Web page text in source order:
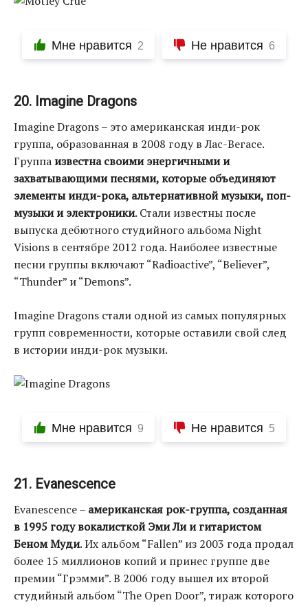
Мне нравится 2 Не нравится 6
20. Imagine Dragons
Imagine Dragons – это американская инди-рок
группа, образованная в 2008 году в Лас-Вегасе.
Группа известна своими энергичными и
захватывающими песнями, которые объединяют
элементы инди-рока, альтернативной музыки, поп-
музыки и электроники. Стали известны после
выпуска дебютного студийного альбома Night
Visions в сентябре 2012 года. Наиболее известные
песни группы включают “Radioactive”, “Believer”,
“Thunder” и “Demons”.
Imagine Dragons стали одной из самых популярных
групп современности, которые оставили свой след
в истории инди-рок музыки.
Мне нравится 9 Не нравится 5
21. Evanescence
Evanescence – американская рок-группа, созданная
в 1995 году вокалисткой Эми Ли и гитаристом
Беном Муди. Их альбом “Fallen” из 2003 года продал
более 15 миллионов копий и принес группе две
премии “Грэмми”. В 2006 году вышел их второй
студийный альбом “The Open Door”, тираж которого